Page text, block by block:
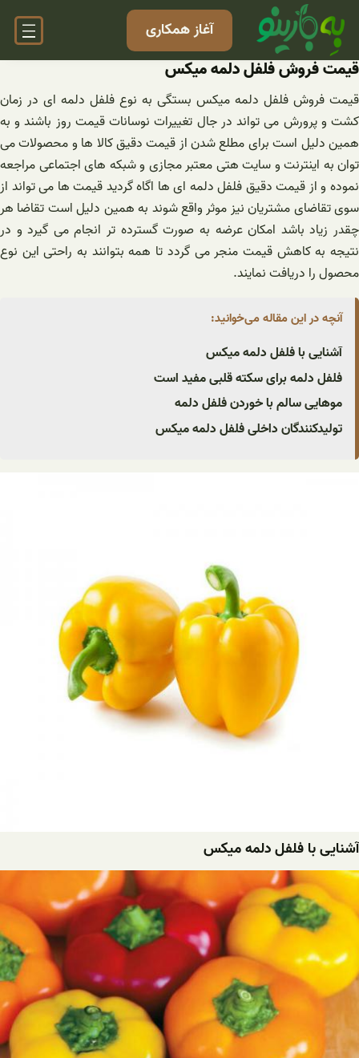
محتوا
آغاز همکاری
قیمت فروش فلفل دلمه میکس
قیمت فروش فلفل دلمه میکس بستگی به نوع فلفل دلمه ای در زمان
کشت و پرورش می تواند در جال تغییرات نوسانات قیمت روز باشند ‌و به
همین دلیل است برای مطلع شدن از قیمت دقیق کالا ها و محصولات می
توان به اینترنت و سایت هتی معتبر مجازی و شبکه های اجتماعی مراجعه
نموده و از قیمت دقیق فلفل دلمه ای ها اگاه گردید قیمت ها می تواند از
سوی تقاضای مشتریان نیز موثر واقع شوند به همین دلیل است تقاضا هر
چقدر زیاد باشد امکان عرضه به صورت گسترده تر انجام می گیرد و در
نتیجه به کاهش قیمت منجر می گردد تا همه بتوانند به راحتی این نوع
محصول را دریافت نمایند.
آنچه در این مقاله می‌خوانید:
آشنایی با فلفل دلمه میکس
فلفل دلمه برای سکته قلبی مفید است
موهایی سالم با خوردن فلفل دلمه
تولیدکنندگان داخلی فلفل دلمه میکس
آشنایی با فلفل دلمه میکس